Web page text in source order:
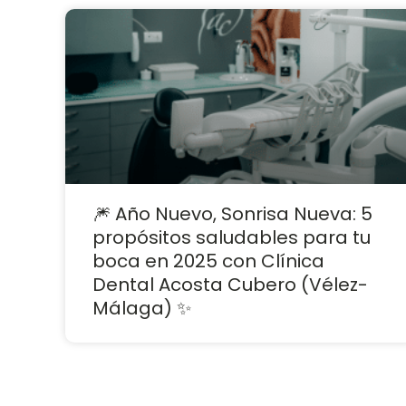
🎆 Año Nuevo, Sonrisa Nueva: 5
propósitos saludables para tu
boca en 2025 con Clínica
Dental Acosta Cubero (Vélez-
Málaga) ✨